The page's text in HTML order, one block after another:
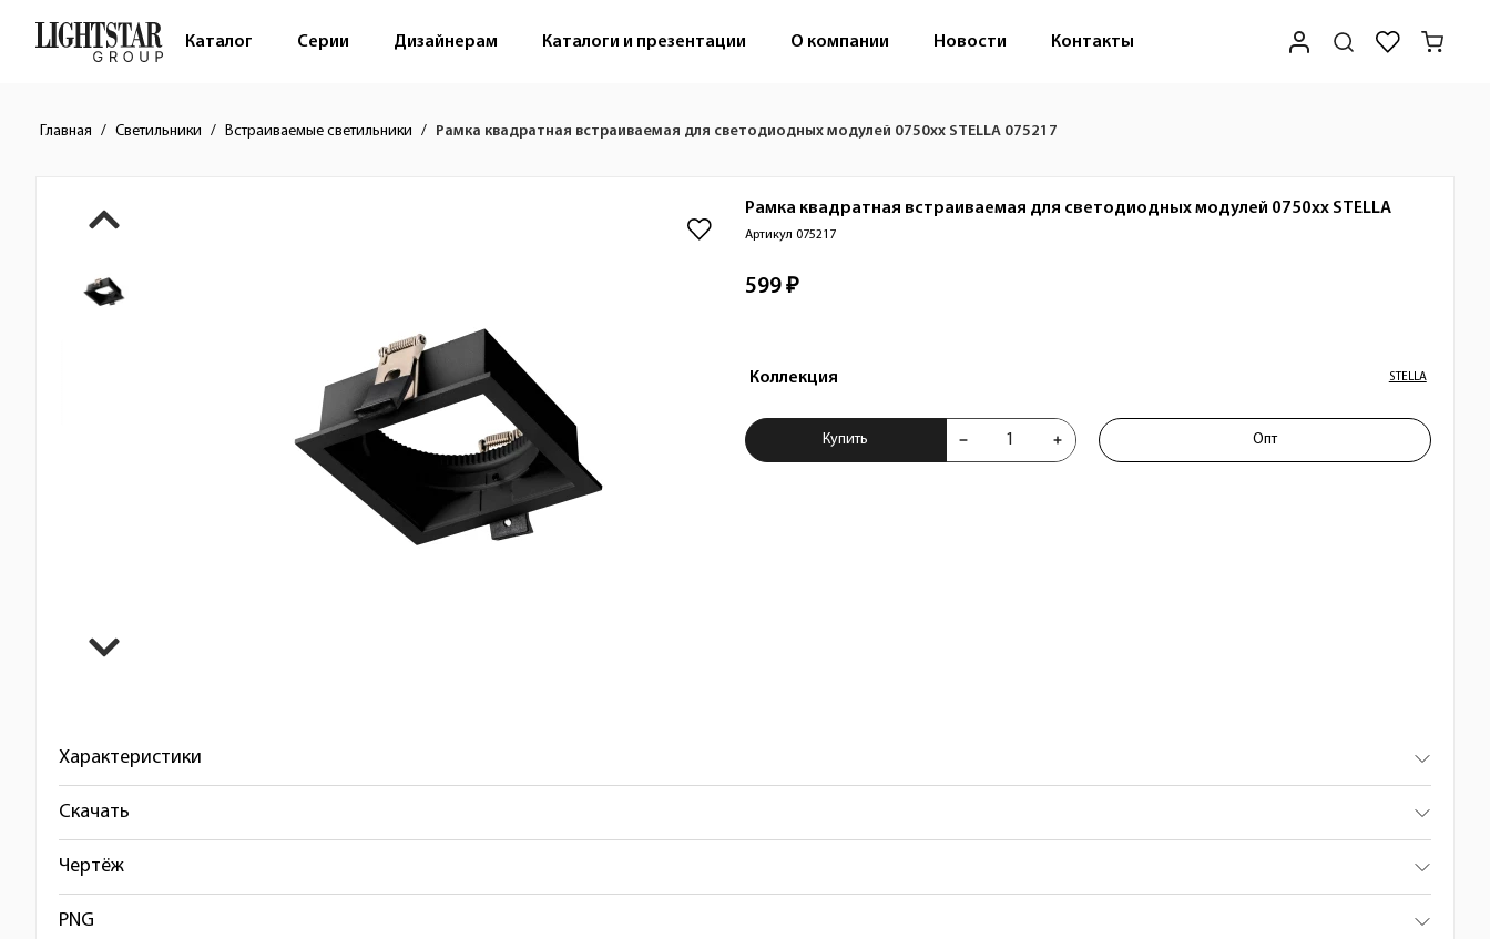
Каталог Серии Дизайнерам Каталоги и презентации О компании Новости Контакты
Главная Светильники Встраиваемые светильники Рамка квадратная встраиваемая для светодиодных модулей 0750xx STELLA 075217
Краткое описание товара
Изображения товара Рамка квадратная встраиваемая для светодиодных модулей 0750xx STELLA
Артикул 075217
Стоимость товара 599 ₽
Коллекция STELLA
Купить Рамка квадратная встраиваемая для
Купить Опт
Характеристики
Скачать
Чертёж
PNG